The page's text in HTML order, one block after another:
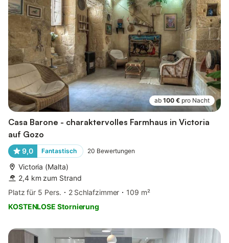
ab 100 € pro Nacht
Casa Barone - charaktervolles Farmhaus in Victoria
auf Gozo
9,0 Fantastisch 20 Bewertungen
Victoria (Malta)
2,4 km zum Strand
Platz für 5 Pers.
2 Schlafzimmer
109 m²
KOSTENLOSE Stornierung